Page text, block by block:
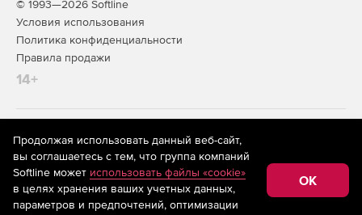
© 1993—2026 Softline
Условия использования
Политика конфиденциальности
Правила продажи
14+
На информационном ресурсе store.softline.ru применяются
рекомендательные технологии
(информационные технологии
предоставления информации на основе сбора,
систематизации и анализа сведений, относящихся к
предпочтениям пользователей сети «Интернет»,
находящихся на территории Российской Федерации)
Продолжая использовать данный веб-сайт,
вы соглашаетесь с тем, что группа компаний
Softline может использовать файлы «cookie»
в целях хранения ваших учетных данных,
параметров и предпочтений, оптимизации
OK